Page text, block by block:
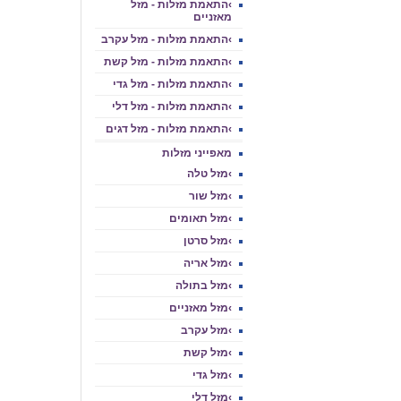
›התאמת מזלות - מזל
מאזניים
›התאמת מזלות - מזל עקרב
›התאמת מזלות - מזל קשת
›התאמת מזלות - מזל גדי
›התאמת מזלות - מזל דלי
›התאמת מזלות - מזל דגים
מאפייני מזלות
›מזל טלה
›מזל שור
›מזל תאומים
›מזל סרטן
›מזל אריה
›מזל בתולה
›מזל מאזניים
›מזל עקרב
›מזל קשת
›מזל גדי
›מזל דלי